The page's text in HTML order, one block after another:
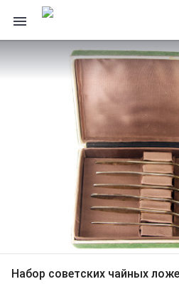
Набор советских чайных